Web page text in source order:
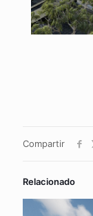
Compartir
Relacionado